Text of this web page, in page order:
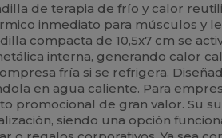
de terapia de frío y calor
inmediato para músculos y
compacta de 10,5x7 cm se
interna, generando calor
fría si se refrigera.
en agua caliente. Para
promocional de gran valor. Su
siendo una opción